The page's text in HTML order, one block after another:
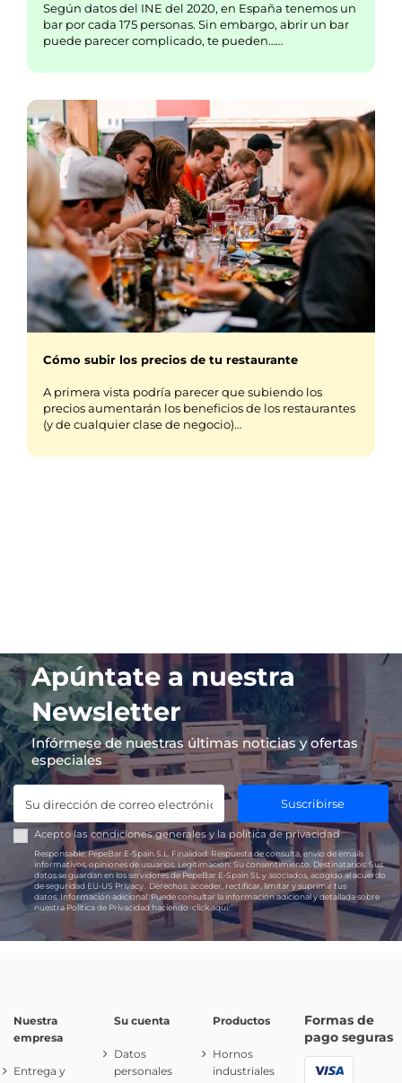
Según datos del INE del 2020, en España tenemos un
bar por cada 175 personas. Sin embargo, abrir un bar
puede parecer complicado, te pueden……
Cómo subir los precios de tu restaurante
A primera vista podría parecer que subiendo los
precios aumentarán los beneficios de los restaurantes
(y de cualquier clase de negocio)…
Apúntate a nuestra
Newsletter
Infórmese de nuestras últimas noticias y ofertas
especiales
Suscribirse
Acepto las condiciones generales y lapolítica de privacidad
Responsable:PepeBar E-Spain S.L. Finalidad: Respuesta de consulta, envío de emails
informativos, opiniones de usuarios. Legitimación: Su consentimiento. Destinatarios: Sus
datos se guardan en los servidores de PepeBar E-Spain SL y asociados, acogido al acuerdo
de seguridad EU-US Privacy.
Derechos: acceder, rectificar, limitar y suprimir tus
datos. Información adicional:Puede consultar la información adicional y detallada sobre
nuestra Política de Privacidad haciendoclick aquí.
Nuestra
empresa
Entrega y
Su cuenta
Datos
personales
Productos
Hornos
industriales
Formas de
pago seguras